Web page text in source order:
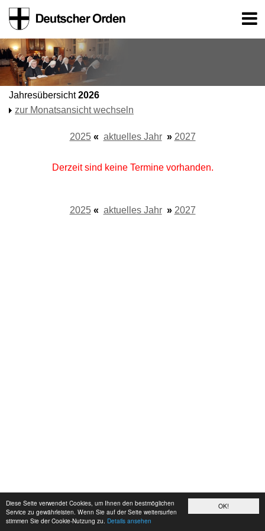
OK!
Diese Seite verwendet Cookies, um Ihnen den bestmöglichen
Service zu gewährleisten. Wenn Sie auf der Seite weitersurfen
stimmen Sie der Cookie-Nutzung zu. Details ansehen
Jahresübersicht2026
zur Monatsansicht wechseln
2025 « aktuelles Jahr » 2027
Derzeit sind keine Termine vorhanden.
2025 « aktuelles Jahr » 2027